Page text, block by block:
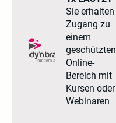
Sie erhalten
Zugang zu
einem
geschützten
Online-
Bereich mit
Kursen oder
Webinaren